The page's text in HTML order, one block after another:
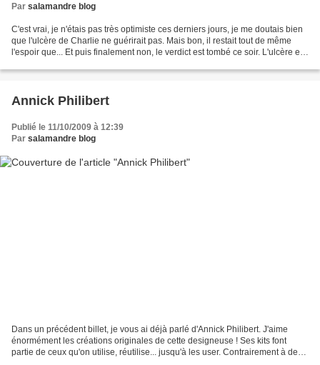
Par salamandre blog
C'est vrai, je n'étais pas très optimiste ces derniers jours, je me doutais bien
que l'ulcère de Charlie ne guérirait pas. Mais bon, il restait tout de même
l'espoir que... Et puis finalement non, le verdict est tombé ce soir. L'ulcère est
Annick Philibert
Publié le 11/10/2009 à 12:39
Par salamandre blog
Dans un précédent billet, je vous ai déjà parlé d'Annick Philibert. J'aime
énormément les créations originales de cette designeuse ! Ses kits font
partie de ceux qu'on utilise, réutilise... jusqu'à les user. Contrairement à de